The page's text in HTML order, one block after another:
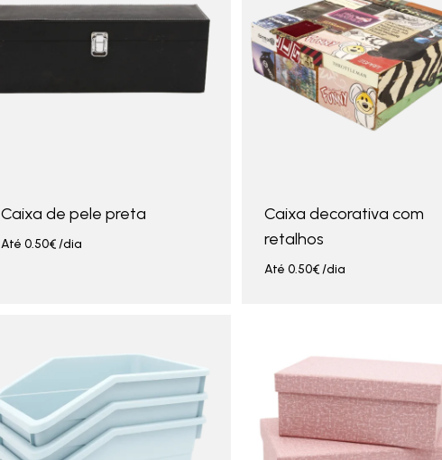
Caixa de pele preta
Até 0.50€/dia
Caixa decorativa com
retalhos
Até 0.50€/dia